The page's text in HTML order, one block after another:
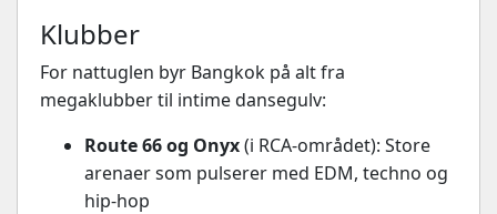
Klubber
For nattuglen byr Bangkok på alt fra
megaklubber til intime dansegulv:
Route 66 og Onyx(i RCA-området): Store
arenaer som pulserer med EDM, techno og
hip-hop